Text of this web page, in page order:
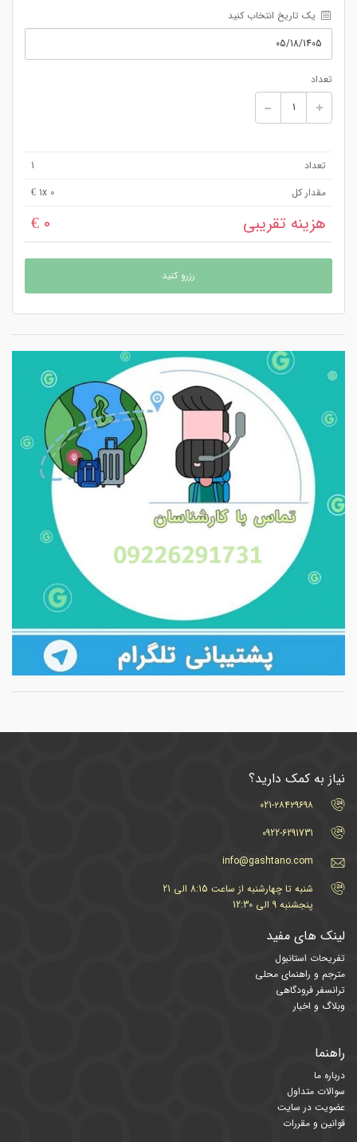
یک تاریخ انتخاب کنید
تعداد
تعداد
1
مقدار کل
1x 0 €
هزینه تقریبی 0 €
رزرو کنید
نیاز به کمک دارید؟
021-۲۸۴۲۹۶۹۸
0922-6291731
info@gashtano.com
شنبه تا چهارشنبه از ساعت 8:15 الی 21
پنجشنبه 9 الی 12:30
لینک های مفید
تفریحات استانبول
مترجم و راهنمای محلی
ترانسفر فرودگاهی
وبلاگ و اخبار
راهنما
درباره ما
سوالات متداول
عضویت در سایت
قوانین و مقررات